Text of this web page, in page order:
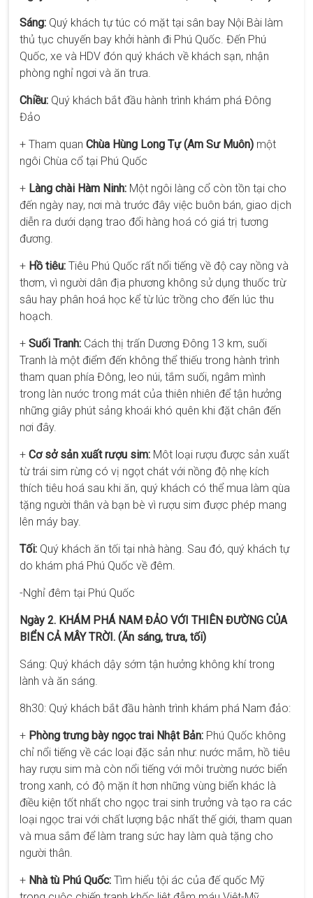
Sáng: Quý khách tự túc có mặt tại sân bay Nội Bài làm
thủ tục chuyến bay khởi hành đi Phú Quốc. Đến Phú
Quốc, xe và HDV đón quý khách về khách sạn, nhận
phòng nghỉ ngơi và ăn trưa.
Chiều: Quý khách bắt đầu hành trình khám phá Đông
Đảo
+ Tham quan Chùa Hùng Long Tự (Am Sư Muôn) một
ngôi Chùa cổ tại Phú Quốc
+ Làng chài Hàm Ninh: Một ngôi làng cổ còn tồn tại cho
đến ngày nay, nơi mà trước đây việc buôn bán, giao dịch
diễn ra dưới dạng trao đổi hàng hoá có giá trị tương
đương.
+ Hồ tiêu: Tiêu Phú Quốc rất nổi tiếng về độ cay nồng và
thơm, vì người dân địa phương không sử dụng thuốc trừ
sâu hay phân hoá học kể từ lúc trồng cho đến lúc thu
hoạch.
+Suối Tranh: Cách thị trấn Dương Đông 13 km, suối
Tranh là một điểm đến không thể thiếu trong hành trình
tham quan phía Đông, leo núi, tắm suối, ngâm mình
trong làn nước trong mát của thiên nhiên để tận hưởng
những giây phút sảng khoái khó quên khi đặt chân đến
nơi đây.
+Cơ sở sản xuất rượu sim: Môt loại rượu được sản xuất
từ trái sim rừng có vị ngọt chát với nồng độ nhẹ kích
thích tiêu hoá sau khi ăn, quý khách có thể mua làm qùa
tặng người thân và bạn bè vì rượu sim được phép mang
lên máy bay.
Tối: Quý khách ăn tối tại nhà hàng. Sau đó, quý khách tự
do khám phá Phú Quốc về đêm.
-Nghỉ đêm tại Phú Quốc
Ngày 2. KHÁM PHÁ NAM ĐẢO VỚI THIÊN ĐƯỜNG CỦA
BIỂN CẢ MÂY TRỜI. (Ăn sáng, trưa, tối)
Sáng: Quý khách dậy sớm tận hưởng không khí trong
lành và ăn sáng.
8h30: Quý khách bắt đầu hành trình khám phá Nam đảo:
+ Phòng trưng bày ngọc trai Nhật Bản: Phú Quốc không
chỉ nổi tiếng về các loại đặc sản như: nước mắm, hồ tiêu
hay rượu sim mà còn nổi tiếng với môi trường nước biển
trong xanh, có độ mặn ít hơn những vùng biển khác là
điều kiện tốt nhất cho ngọc trai sinh trưởng và tạo ra các
loại ngọc trai với chất lượng bậc nhất thế giới, tham quan
và mua sắm để làm trang sức hay làm quà tặng cho
người thân.
+ Nhà tù Phú Quốc: Tìm hiểu tội ác của đế quốc Mỹ